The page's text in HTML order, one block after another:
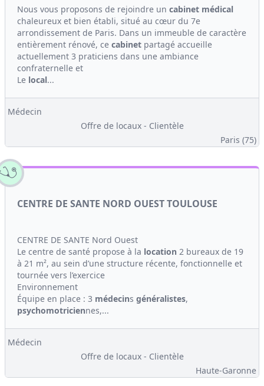
Nous vous proposons de rejoindre un cabinet médical
chaleureux et bien établi, situé au cœur du 7e
arrondissement de Paris. Dans un immeuble de caractère
entièrement rénové, ce cabinet partagé accueille
actuellement 3 praticiens dans une ambiance
confraternelle et
Le local...
Médecin
Offre de locaux - Clientèle
Paris (75)
CENTRE DE SANTE NORD OUEST TOULOUSE
CENTRE DE SANTE Nord Ouest
Le centre de santé propose à la location 2 bureaux de 19
à 21 m², au sein d’une structure récente, fonctionnelle et
tournée vers l’exercice
Environnement
Équipe en place : 3 médecins généralistes,
psychomotriciennes,...
Médecin
Offre de locaux - Clientèle
Haute-Garonne